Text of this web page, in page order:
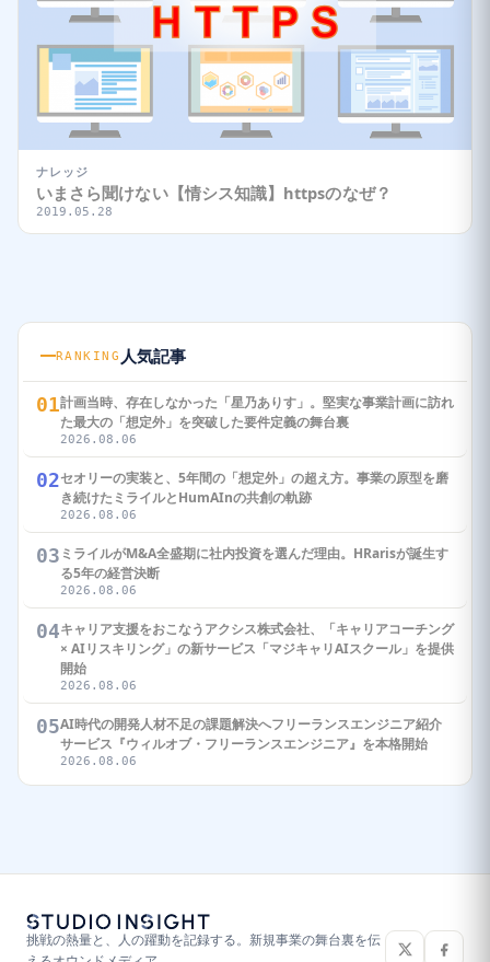
ナレッジ
いまさら聞けない【情シス知識】httpsのなぜ？
2019.05.28
RANKING 人気記事
01計画当時、存在しなかった「星乃ありす」。堅実な事業計画に訪れ
た最大の「想定外」を突破した要件定義の舞台裏
2026.08.06
02セオリーの実装と、5年間の「想定外」の超え方。事業の原型を磨
き続けたミライルとHumAInの共創の軌跡
2026.08.06
03 ミライルがM&A全盛期に社内投資を選んだ理由。HRarisが誕生す
る5年の経営決断
2026.08.06
04キャリア支援をおこなうアクシス株式会社、「キャリアコーチング
× AIリスキリング」の新サービス「マジキャリAIスクール」を提供
開始
2026.08.06
05AI時代の開発人材不足の課題解決へフリーランスエンジニア紹介
サービス『ウィルオブ・フリーランスエンジニア』を本格開始
2026.08.06
挑戦の熱量と、人の躍動を記録する。新規事業の舞台裏を伝